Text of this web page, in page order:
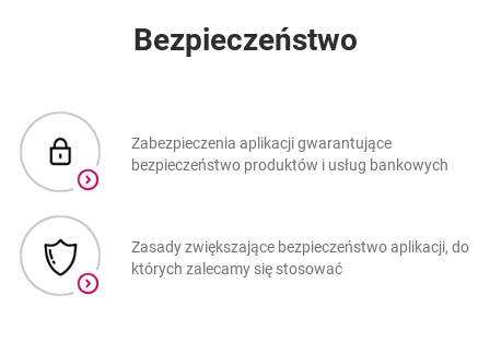
Płatności
mobilne BLIK
Bezpieczeństwo
Zabezpieczenia aplikacji gwarantujące
bezpieczeństwo produktów i usług bankowych
Zasady zwiększające bezpieczeństwo aplikacji, do
których zalecamy się stosować